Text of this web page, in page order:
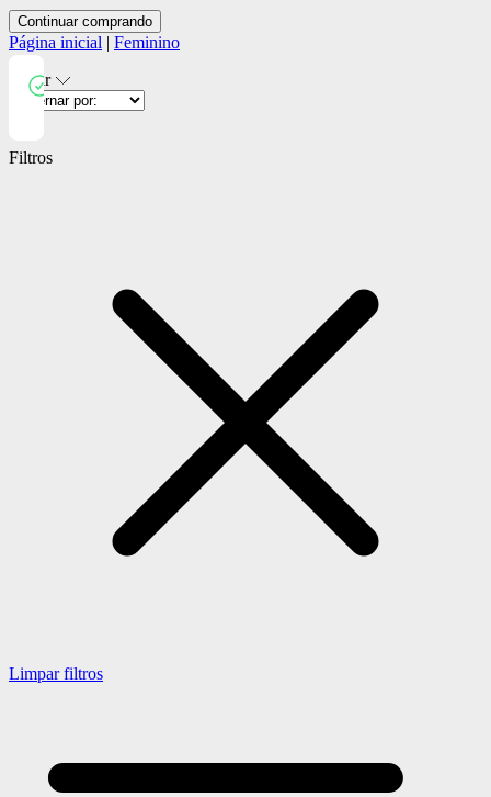
Continuar comprando
Página inicial | Feminino
Filtrar
Filtros
Limpar filtros